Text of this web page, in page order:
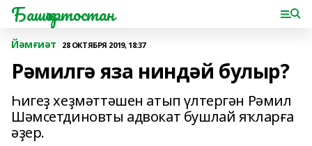
Башҡортостан
Йәмғиәт 28 ОКТЯБРЯ 2019, 18:37
Рәмилгә яза ниндәй булыр?
Һигеҙ хеҙмәттәшен атып үлтергән Рәмил
Шәмсетдиновты адвокат бушлай яҡларға
әҙер.